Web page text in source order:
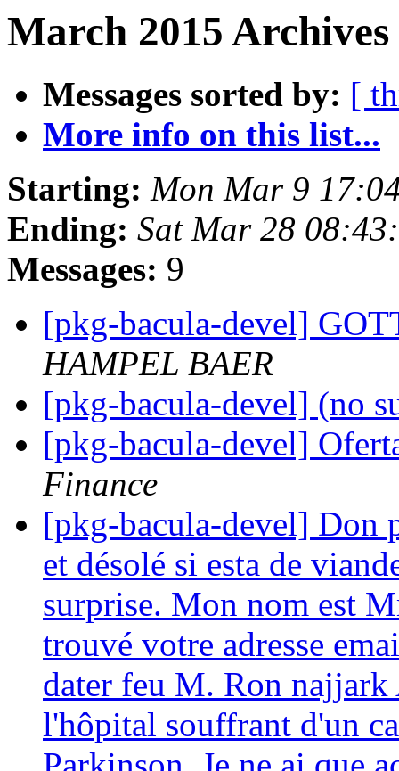
March 2015
Messages sorted by: [
More info on this list...
Starting: Mon Mar 9
Ending: Sat Mar 28
Messages: 9
[pkg-bacula-devel]
HAMPEL BAER
[pkg-bacula-devel] (no
[pkg-bacula-devel]
Finance
[pkg-bacula-devel] Don
et désolé si esta de
surprise. Mon nom est
trouvé votre adresse
dater feu M. Ron najjark
l'hôpital souffrant d'un